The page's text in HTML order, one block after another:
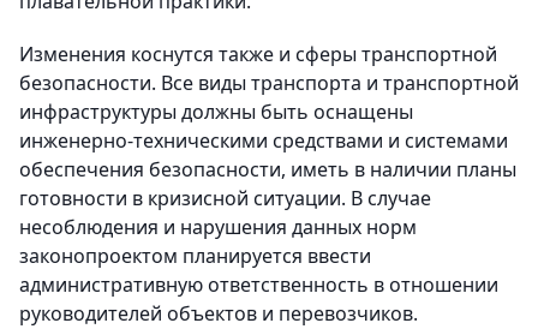
Изменения коснутся также и сферы транспортной
безопасности. Все виды транспорта и транспортной
инфраструктуры должны быть оснащены
инженерно-техническими средствами и системами
обеспечения безопасности, иметь в наличии планы
готовности в кризисной ситуации. В случае
несоблюдения и нарушения данных норм
законопроектом планируется ввести
административную ответственность в отношении
руководителей объектов и перевозчиков.